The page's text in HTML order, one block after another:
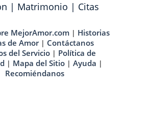
| Matrimonio | Citas
MejorAmor.com | Historias
de Amor| Contáctanos
del Servicio | Política de
| Mapa del Sitio | Ayuda |
Recomiéndanos